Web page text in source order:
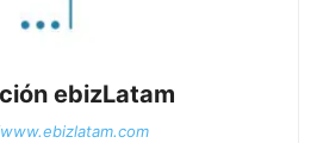
ebizLatam